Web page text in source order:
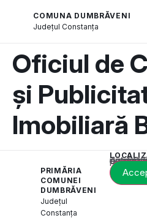
COMUNA DUMBRĂVENI
JudețulConstanța
Oficiul de
și
Imobiliară
PRIMĂRIA
COMUNEI
DUMBRĂVENI
Județul
Constanța
Acest conținut este blocat până când acceptați categoria corespunzătoare de cookie-uri.